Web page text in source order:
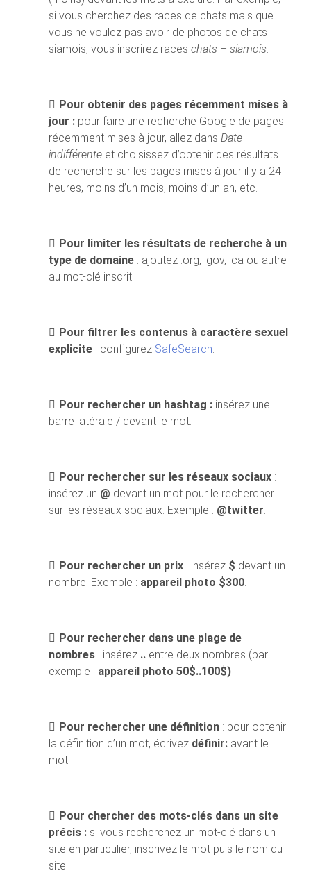
si vous cherchez des races de chats mais que
vous ne voulez pas avoir de photos de chats
siamois, vous inscrirez races chats – siamois.
Pour obtenir des pages récemment mises à
jour : pour faire une recherche Google de pages
récemment mises à jour, allez dans Date
indifférente et choisissez d’obtenir des résultats
de recherche sur les pages mises à jour il y a 24
heures, moins d’un mois, moins d’un an, etc.
Pour limiter les résultats de recherche à un
type de domaine : ajoutez .org, .gov, .ca ou autre
au mot-clé inscrit.
Pour filtrer les contenus à caractère sexuel
explicite : configurez SafeSearch.
Pour rechercher un hashtag : insérez une
barre latérale / devant le mot.
Pour rechercher sur les réseaux sociaux :
insérez un @ devant un mot pour le rechercher
sur les réseaux sociaux. Exemple : @twitter.
Pour rechercher un prix : insérez $ devant un
nombre. Exemple : appareil photo $300.
Pour rechercher dans une plage de
nombres : insérez .. entre deux nombres (par
exemple : appareil photo 50$..100$)
Pour rechercher une définition : pour obtenir
la définition d’un mot, écrivez définir: avant le
mot.
Pour chercher des mots-clés dans un site
précis : si vous recherchez un mot-clé dans un
site en particulier, inscrivez le mot puis le nom du
site.